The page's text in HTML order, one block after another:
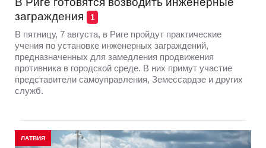
заграждения
1
В пятницу, 7 августа, в Риге пройдут практические
учения по установке инженерных заграждений,
предназначенных для замедления продвижения
противника в городской среде. В них примут участие
представители самоуправления, Земессардзе и других
служб.
ЛАТВИЯ